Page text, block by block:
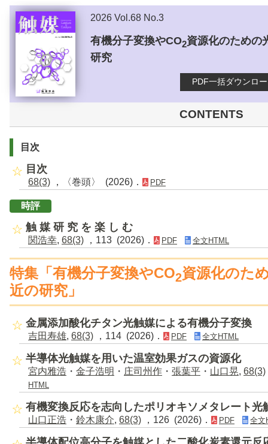
2026 Vol.68 No.3
有機分子変換やCO2資源化のための
研究
PDF一括ダウンロ
CONTENTS
目次
目次
68(3) ，〈巻頭〉 (2026)． PDF
時評
触 媒 研 究 を 楽 し む
関浩幸, 68(3) ，113 (2026)． PDF 全文HTML
特集「有機分子変換やCO2資源化のた
近の研究」
金属添加酸化チタン光触媒による有機分子変換
吉田寿雄, 68(3) ，114 (2026)． PDF 全文HTML
半導体光触媒を用いた温室効果ガスの資源化
宮内雅浩 ・ 金子浩明 ・ 庄司州作 ・ 張葉平 ・ 山口晃, 68(3)
HTML
有機変換反応を志向したポリオキソメタレート光
山口正浩 ・ 鈴木康介, 68(3) ，126 (2026)． PDF 全文